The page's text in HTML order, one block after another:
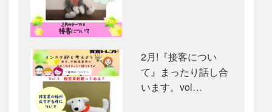
2月!『接客につい
て』まったり話し合
います。vol…